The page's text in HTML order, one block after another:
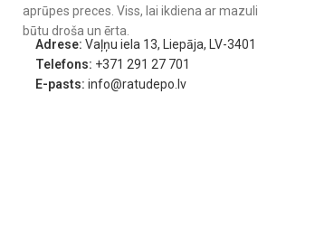
aprūpes preces. Viss, lai ikdiena ar mazuli
būtu droša un ērta.
Adrese: Vaļņu iela 13, Liepāja, LV-3401
Telefons: +371 291 27 701
E-pasts: info@ratudepo.lv